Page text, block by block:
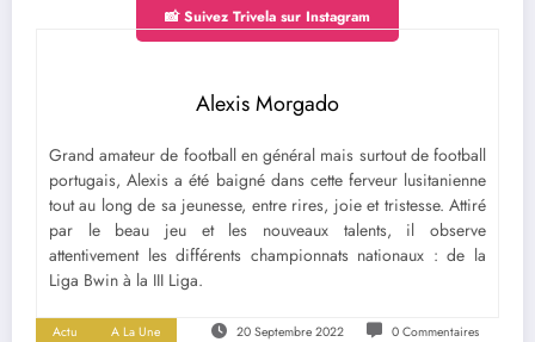
📸 Suivez Trivela sur Instagram
Alexis Morgado
Grand amateur de football en général mais surtout de football
portugais, Alexis a été baigné dans cette ferveur lusitanienne
tout au long de sa jeunesse, entre rires, joie et tristesse. Attiré
par le beau jeu et les nouveaux talents, il observe
attentivement les différents championnats nationaux : de la
Liga Bwin à la III Liga.
Actu A La Une 20 Septembre 2022 0 Commentaires